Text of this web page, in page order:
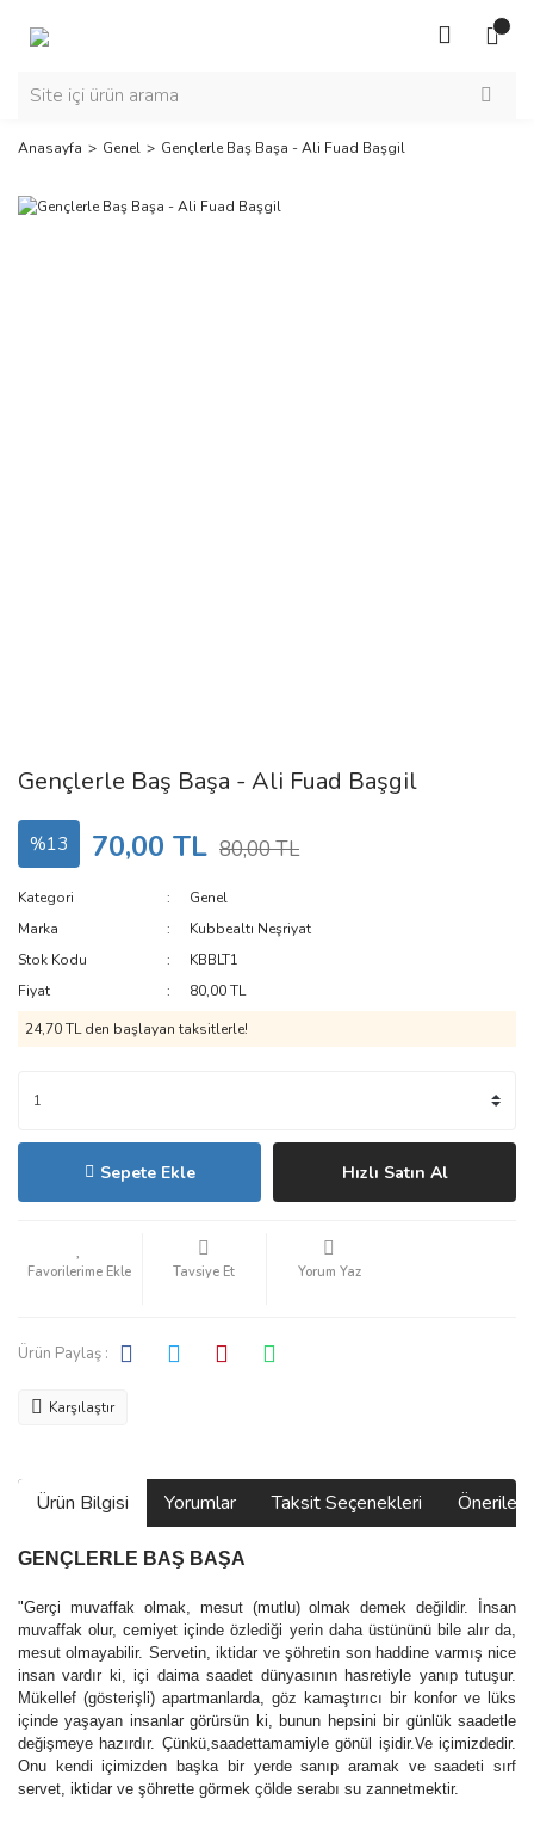
Anasayfa Genel Gençlerle Baş Başa - Ali Fuad Başgil
Gençlerle Baş Başa - Ali Fuad Başgil
%13 70,00 TL 80,00 TL
Kategori
Genel
Marka
Kubbealtı Neşriyat
Stok Kodu
KBBLT1
Fiyat
80,00 TL
24,70 TL den başlayan taksitlerle!
Sepete Ekle Hızlı Satın Al
Tavsiye Et Yorum Yaz
Ürün Paylaş :
Karşılaştır
Ürün Bilgisi Yorumlar Taksit Seçenekleri
GENÇLERLE BAŞ BAŞA
"Gerçi muvaffak olmak, mesut (mutlu) olmak demek değildir. İnsan
muvaffak olur, cemiyet içinde özlediği yerin daha üstününü bile alır da,
mesut olmayabilir. Servetin, iktidar ve şöhretin son haddine varmış nice
insan vardır ki, içi daima saadet dünyasının hasretiyle yanıp tutuşur.
Mükellef (gösterişli) apartmanlarda, göz kamaştırıcı bir konfor ve lüks
içinde yaşayan insanlar görürsün ki, bunun hepsini bir günlük saadetle
değişmeye hazırdır. Çünkü,saadettamamiyle gönül işidir.Ve içimizdedir.
Onu kendi içimizden başka bir yerde sanıp aramak ve saadeti sırf
servet, iktidar ve şöhrette görmek çölde serabı su zannetmektir.